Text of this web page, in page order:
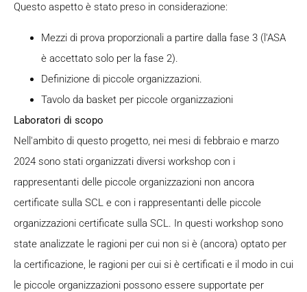
Questo aspetto è stato preso in considerazione:
Mezzi di prova proporzionali a partire dalla fase 3 (l'ASA
è accettato solo per la fase 2).
Definizione di piccole organizzazioni.
Tavolo da basket per piccole organizzazioni
Laboratori di scopo
Nell'ambito di questo progetto, nei mesi di febbraio e marzo
2024 sono stati organizzati diversi workshop con i
rappresentanti delle piccole organizzazioni non ancora
certificate sulla SCL e con i rappresentanti delle piccole
organizzazioni certificate sulla SCL. In questi workshop sono
state analizzate le ragioni per cui non si è (ancora) optato per
la certificazione, le ragioni per cui si è certificati e il modo in cui
le piccole organizzazioni possono essere supportate per